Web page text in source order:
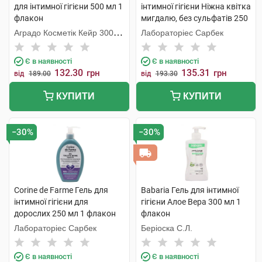
для інтимної гігієни 500 мл 1
флакон
Аградо Косметік Кейр 3000
С.Л.У.
Є в наявності
від 189.00 132.30 грн
КУПИТИ
інтимної гігієни Ніжна квітка
мигдалю, без сульфатів 250
мл 1 флакон
Лабораторіес Сарбек
Є в наявності
від 193.30 135.31 грн
КУПИТИ
−30%
Corine de Farme Гель для
інтимної гігієни для
дорослих 250 мл 1 флакон
Лабораторіес Сарбек
Є в наявності
−30%
Babaria Гель для інтимної
гігієни Алое Вера 300 мл 1
флакон
Беріоска С.Л.
Є в наявності